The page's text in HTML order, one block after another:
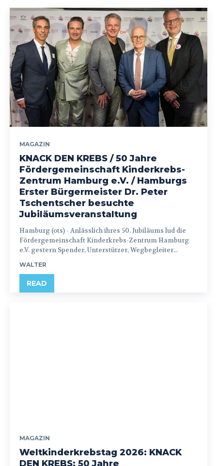
MAGAZIN
KNACK DEN KREBS / 50 Jahre
Fördergemeinschaft Kinderkrebs-
Zentrum Hamburg e.V. / Hamburgs
Erster Bürgermeister Dr. Peter
Tschentscher besuchte
Jubiläumsveranstaltung
Hamburg (ots) - Anlässlich ihres 50. Jubiläums lud die
Fördergemeinschaft Kinderkrebs-Zentrum Hamburg
e.V. gestern Spender, Unterstützer, Wegbegleiter...
WALTER
READ
MAGAZIN
Weltkinderkrebstag 2026: KNACK
DEN KREBS: 50 Jahre